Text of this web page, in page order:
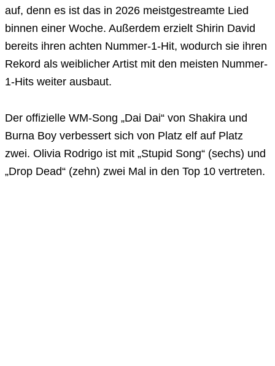
auf, denn es ist das in 2026 meistgestreamte Lied
binnen einer Woche. Außerdem erzielt Shirin David
bereits ihren achten Nummer-1-Hit, wodurch sie ihren
Rekord als weiblicher Artist mit den meisten Nummer-
1-Hits weiter ausbaut.
Der offizielle WM-Song „Dai Dai“ von Shakira und
Burna Boy verbessert sich von Platz elf auf Platz
zwei. Olivia Rodrigo ist mit „Stupid Song“ (sechs) und
„Drop Dead“ (zehn) zwei Mal in den Top 10 vertreten.